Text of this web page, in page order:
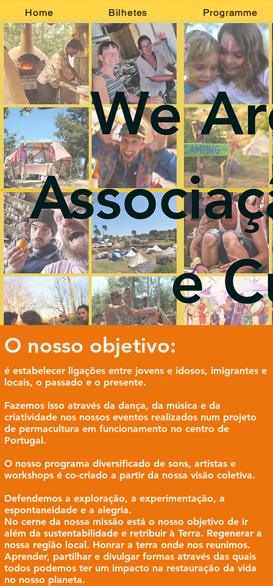
Home Bilhetes Programme
O nosso objetivo:
é estabelecer ligações entre jovens e idosos, imigrantes e
locais, o passado e o presente.
Fazemos isso através da dança, da música e da
criatividade nos nossos eventos realizados num projeto
de permacultura em funcionamento no centro de
Portugal.
O nosso programa diversificado de sons, artistas e
workshops é co-criado a partir da nossa visão coletiva.
Defendemos a exploração, a experimentação, a
espontaneidade e a alegria.
No cerne da nossa missão está o nosso objetivo de ir
além da sustentabilidade e retribuir à Terra. Regenerar a
nossa região local. Honrar a terra onde nos reunimos.
Aprender, partilhar e divulgar formas através das quais
todos podemos ter um impacto na restauração da vida
no nosso planeta.